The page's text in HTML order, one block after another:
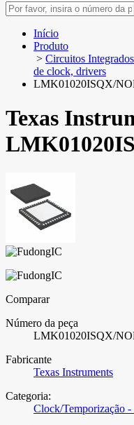
Início
Produto
> Circuitos
de clock, drivers
LMK01020ISQX/
Texas
Comparar
Número da peça
LMK01020ISQX/
Fabricante
Texas Instruments
Categoria:
Clock/Temporização